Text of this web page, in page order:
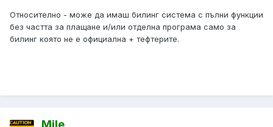
Относително - може да имаш билинг система с пълни функции
без частта за плащане и/или отделна програма само за
билинг която не е официална + тефтерите.
Mile